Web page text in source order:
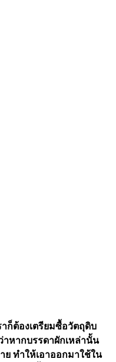
ก็ต้องเตรียมซื้อวัตถุดิบ
าหากบรรดาผักเหล่านั้น
ย ทำให้เอาออกมาใช้ใน